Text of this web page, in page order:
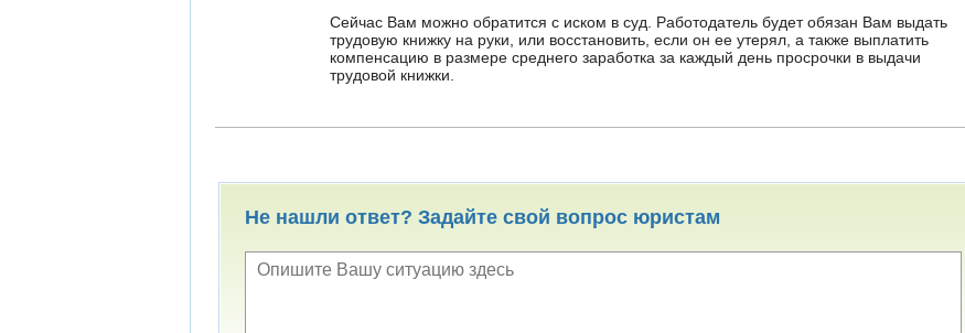
Сейчас Вам можно обратится с иском в суд. Работодатель будет обязан Вам выдать
трудовую книжку на руки, или восстановить, если он ее утерял, а также выплатить
компенсацию в размере среднего заработка за каждый день просрочки в выдачи
трудовой книжки.
Не нашли ответ? Задайте свой вопрос юристам